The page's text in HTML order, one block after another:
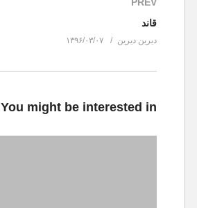
قاند
دیرین دیرین ۱۳۹۶/۰۳/۰۷
You might be interested in